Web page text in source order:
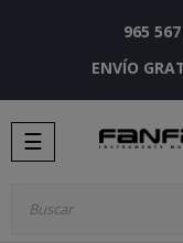
965
ENVÍO
Navegación
de
☰